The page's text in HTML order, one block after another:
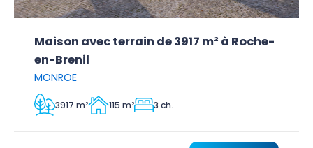
Maison avec terrain de 3917 m² à Roche-
en-Brenil
MONROE
3917 m² 115 m² 3 ch.